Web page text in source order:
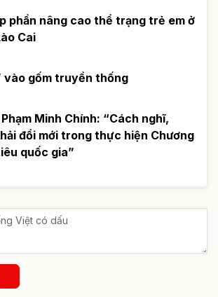
phần nâng cao thể trạng trẻ em ở
Cai
vào gốm truyền thống
Minh Chính: “Cách nghĩ,
đổi mới trong thực hiện Chương
quốc gia”